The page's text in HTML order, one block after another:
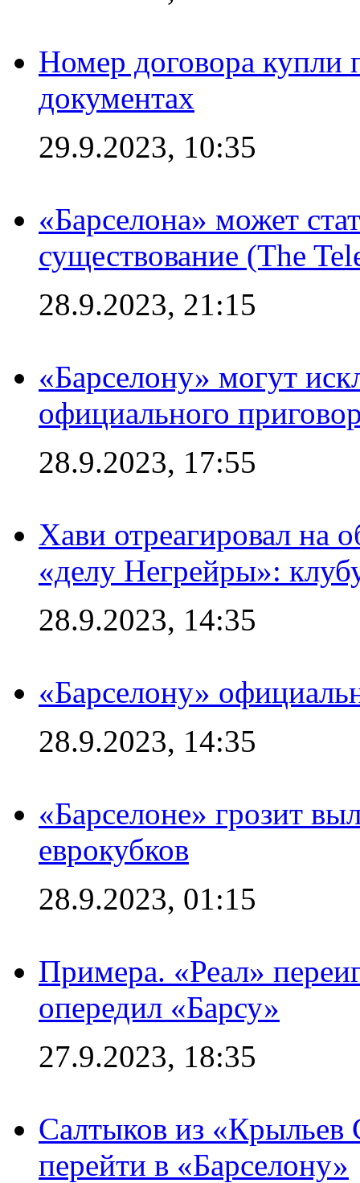
Номер договора купли
документах
29.9.2023, 10:35
«Барселона» может
существование (The
28.9.2023, 21:15
«Барселону» могут
официального
28.9.2023, 17:55
Хави отреагировал на
«делу Негрейры»:
28.9.2023, 14:35
«Барселону»
28.9.2023, 14:35
«Барселоне» грозит
еврокубков
28.9.2023, 01:15
Примера. «Реал»
опередил «Барсу»
27.9.2023, 18:35
Салтыков из «Крыльев
перейти в «Барселону»